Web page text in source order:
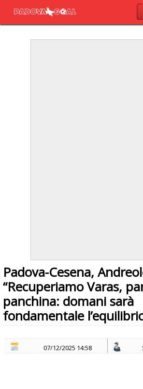
Padova-Cesena,
“Recuperiamo Varas,
panchina: domani sarà
fondamentale
07/12/2025 14:58